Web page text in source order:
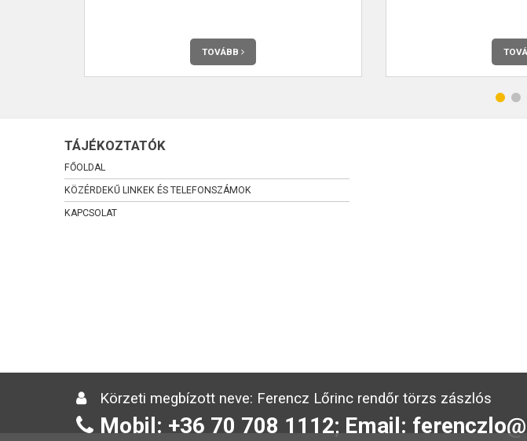
TOVÁBB
TÁJÉKOZTATÓK
FŐOLDAL
KÖZÉRDEKŰ LINKEK ÉS TELEFONSZÁMOK
KAPCSOLAT
Körzeti megbízott neve: Ferencz Lőrinc rendőr törzs zászlós
Mobil: +36 70 708 1112; Email: